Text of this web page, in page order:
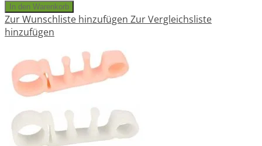
In den Warenkorb
Zur Wunschliste hinzufügen Zur Vergleichsliste
hinzufügen